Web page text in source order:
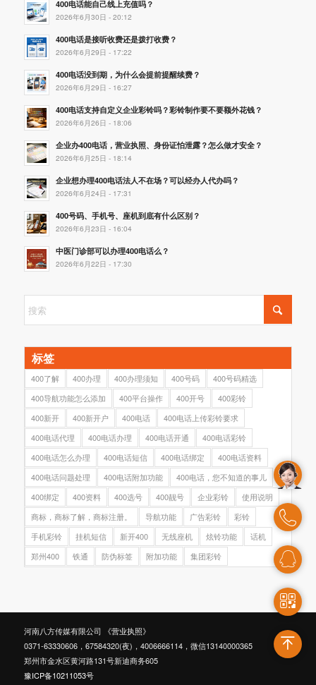
400电话能自己线上充值吗？
2026年6月30日 - 20:12
400电话是接听收费还是拨打收费？
2026年6月29日 - 17:22
400电话没到期，为什么会提前提醒续费？
2026年6月29日 - 16:27
400电话支持自定义企业彩铃吗？彩铃制作要不要额外花钱？
2026年6月26日 - 18:06
企业办400电话，营业执照、身份证怕泄露？怎么做才安全？
2026年6月25日 - 18:14
企业想办理400电话法人不在场？可以经办人代办吗？
2026年6月24日 - 17:31
400号码、手机号、座机到底有什么区别？
2026年6月23日 - 16:04
中医门诊部可以办理400电话么？
2026年6月22日 - 17:30
标签
400了解 400办理 400办理须知 400号码
400号码精选
400导航功能怎么添加
400平台操作 400开号
400彩铃
400新开
400新开户 400电话
400电话上传彩铃要求
400电话代理
400电话办理 400电话开通
400电话彩铃
400电话怎么办理
400电话短信 400电话绑定
400电话资料
400电话问题处理
400电话附加功能
400电话，您不知道的事儿
400绑定
400资料 400选号 400靓号 企业彩铃
使用说明
商标，商标了解，商标注册。
导航功能 广告彩铃
彩铃
手机彩铃
挂机短信 新开400 无线座机 炫铃功能
话机
郑州400
铁通 防伪标签 附加功能 集团彩铃
河南八方传媒有限公司
《营业执照》
0371-63330606，67584320(夜)，4006666114，微信13140000365
郑州市金水区黄河路131号新迪商务605
豫ICP备10211053号